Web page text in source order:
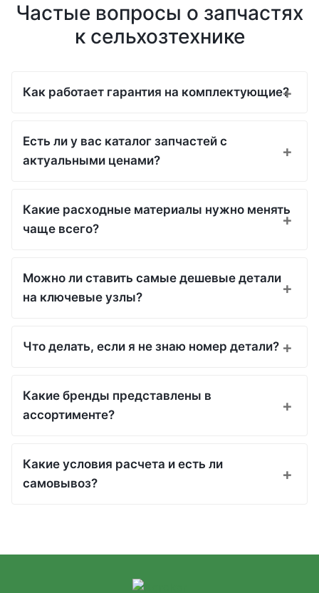
Частые вопросы о запчастях
к сельхозтехнике
Как работает гарантия на комплектующие?
Есть ли у вас каталог запчастей с
актуальными ценами?
Какие расходные материалы нужно менять
чаще всего?
Можно ли ставить самые дешевые детали
на ключевые узлы?
Что делать, если я не знаю номер детали?
Какие бренды представлены в
ассортименте?
Какие условия расчета и есть ли
самовывоз?